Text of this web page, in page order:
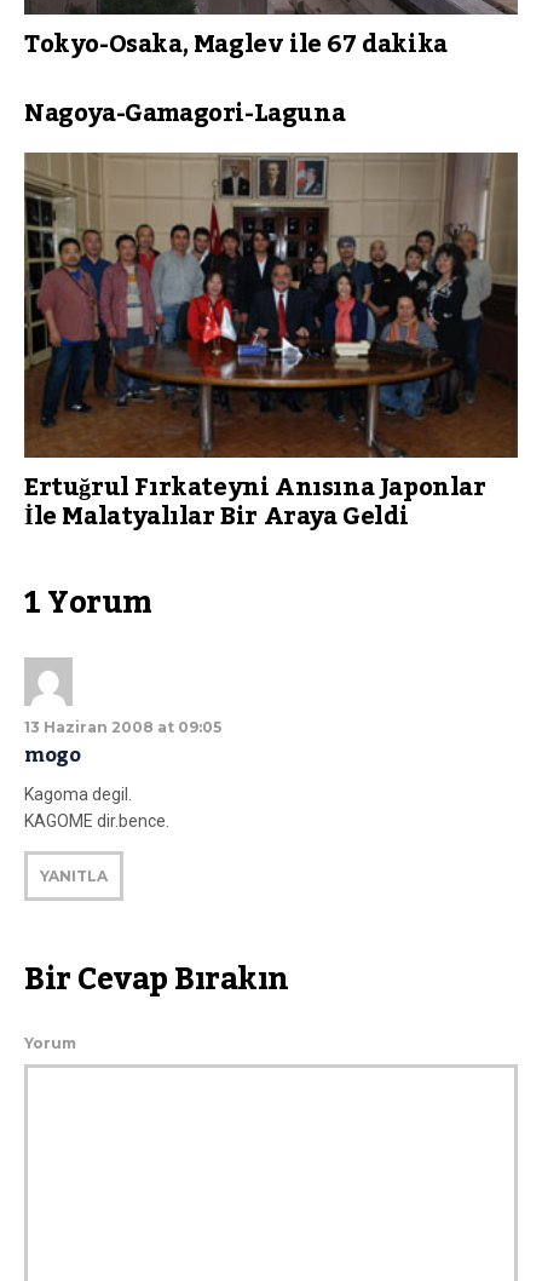
Tokyo-Osaka, Maglev ile 67 dakika
Nagoya-Gamagori-Laguna
Ertuğrul Fırkateyni Anısına Japonlar
İle Malatyalılar Bir Araya Geldi
1 Yorum
13 Haziran 2008 at 09:05
mogo
Kagoma degil.
KAGOME dir.bence.
YANITLA
Bir Cevap Bırakın
Yorum